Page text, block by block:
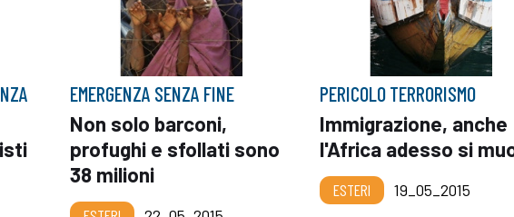
EMERGENZA SENZA FINE
Non solo barconi,
profughi e sfollati sono
38 milioni
PERICOLO TERRORISMO
Immigrazione, anche
l'Africa adesso si
ESTERI 19_05_2015